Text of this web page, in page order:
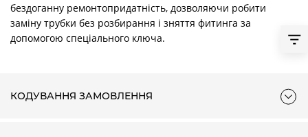
бездоганну ремонтопридатність, дозволяючи робити
заміну трубки без розбирання і зняття фитинга за
допомогою спеціального ключа.
КОДУВАННЯ ЗАМОВЛЕННЯ